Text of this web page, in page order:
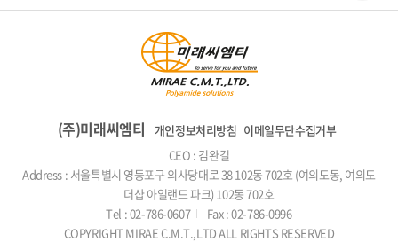
(주)미래씨엠티 개인정보처리방침 이메일무단수집거부
CEO : 김완길
Address : 서울특별시 영등포구 의사당대로 38 102동 702호 (여의도동, 여의도
더샵 아일랜드 파크) 102동 702호
Tel : 02-786-0607
Fax : 02-786-0996
COPYRIGHT MIRAE C.M.T.,LTD ALL RIGHTS RESERVED